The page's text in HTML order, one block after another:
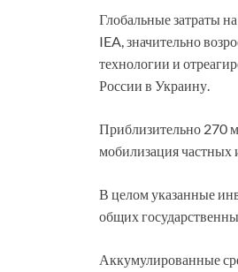
Глобальные затраты
IEA, значительно
технологии и
России в Украину.
Приблизительно 270
мобилизация частных
В целом указанные
общих
Аккумулированные